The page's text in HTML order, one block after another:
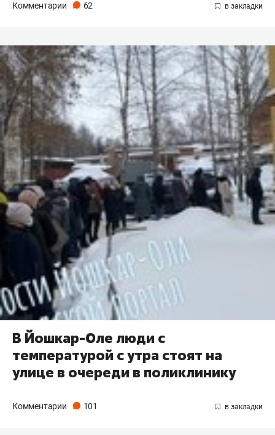
Комментарии 62
В Йошкар-Оле люди с
температурой с утра стоят на
улице в очереди в поликлинику
Комментарии 101